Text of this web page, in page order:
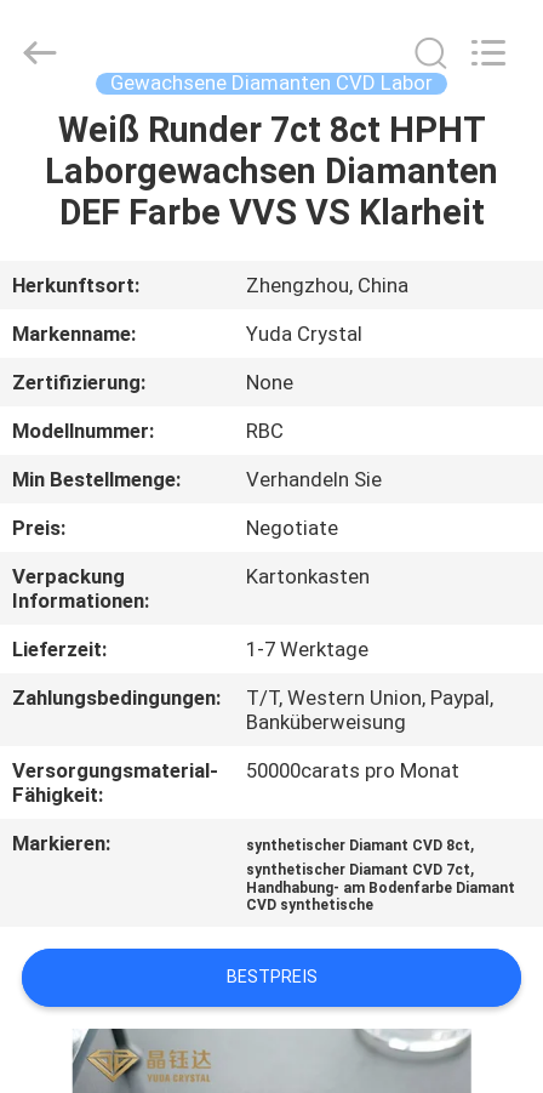
HAUS
PRODUKTE
ÜBER
UNS
FABRIK-
AUSFLUG
QUALITÄTSKONTROLLE
TRETEN
SIE
MIT
IN
VERBINDUNG
FÄLLE
SITEMAP
Crystal
Co.,Ltd.
Gewachsene Diamanten CVD Labor
Weiß Runder 7ct 8ct HPHT
Laborgewachsen Diamanten
DEF Farbe VVS VS Klarheit
Herkunftsort:
Zhengzhou, China
Markenname:
Yuda Crystal
Zertifizierung:
None
Modellnummer:
RBC
Min Bestellmenge:
Verhandeln Sie
Preis:
Negotiate
Verpackung
Informationen:
Kartonkasten
Lieferzeit:
1-7 Werktage
Zahlungsbedingungen:
T/T, Western Union, Paypal,
Banküberweisung
Versorgungsmaterial-
Fähigkeit:
50000carats pro Monat
Markieren: synthetischer Diamant CVD 8ct,
synthetischer Diamant CVD 7ct,
Handhabung- am Bodenfarbe Diamant
CVD synthetische
BESTPREIS